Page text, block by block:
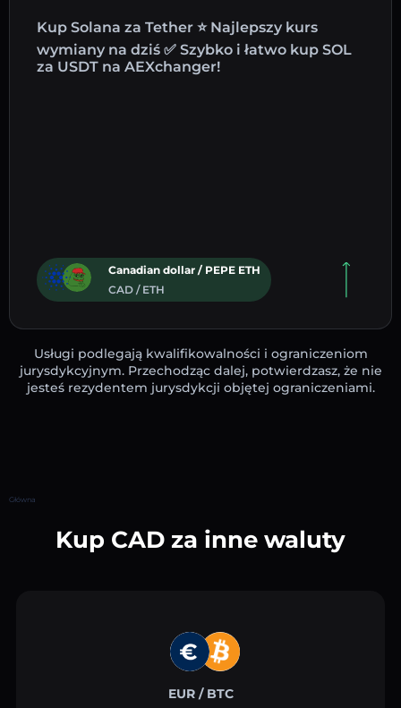
Kup Solana za Tether ⭐ Najlepszy kurs
wymiany na dziś ✅ Szybko i łatwo kup SOL
za USDT na AEXchanger!
Canadian dollar / PEPE ETH
CAD / ETH
Usługi podlegają kwalifikowalności i ograniczeniom
jurysdykcyjnym. Przechodząc dalej, potwierdzasz, że nie
jesteś rezydentem jurysdykcji objętej ograniczeniami.
Główna
Kup CAD za inne waluty
EUR / BTC